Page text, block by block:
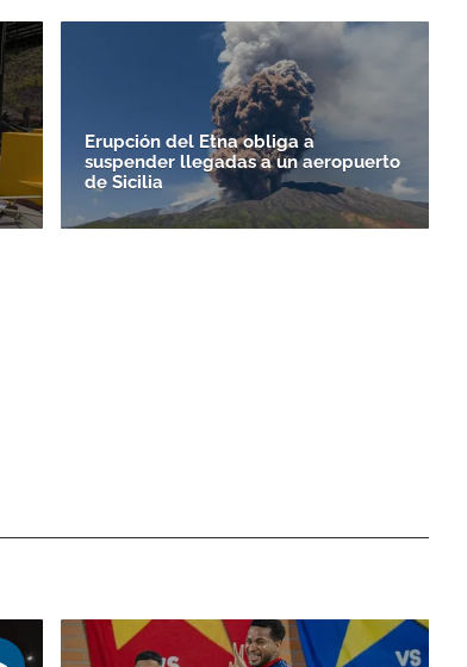
Erupción del Etna obliga a
suspender llegadas a un aeropuerto
de Sicilia